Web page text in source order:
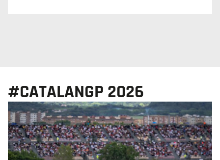
#CATALANGP 2026